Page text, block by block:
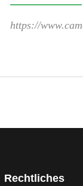
https://
Rechtliches